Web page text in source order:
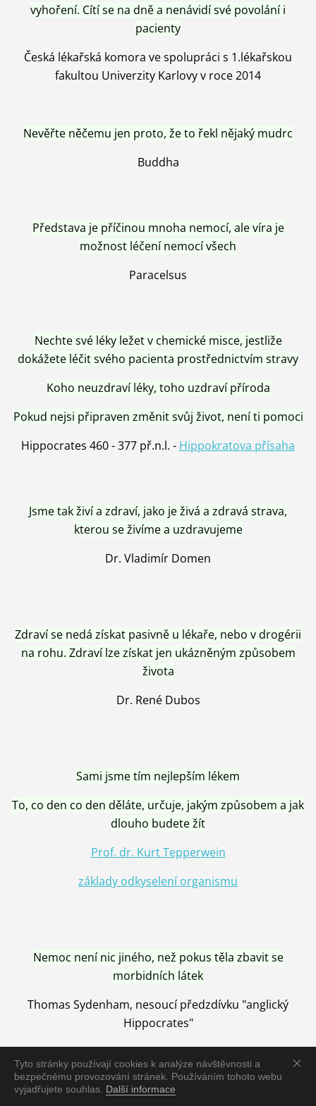
Tyto stránky používají cookies k analýze návštěvnosti a
bezpečnému provozování stránek. Používáním tohoto webu
vyjadřujete souhlas. Další informace
vyhoření. Cítí se na dně a nenávidí své povolání i
pacienty
Česká lékařská komora ve spolupráci s 1.lékařskou
fakultou Univerzity Karlovy v roce 2014
Nevěřte něčemu jen proto, že to řekl nějaký mudrc
Buddha
Představa je příčinou mnoha nemocí, ale víra je
možnost léčení nemocí všech
Paracelsus
Nechte své léky ležet v chemické misce, jestliže
dokážete léčit svého pacienta prostřednictvím stravy
Koho neuzdraví léky, toho uzdraví příroda
Pokud nejsi připraven změnit svůj život, není ti pomoci
Hippocrates 460 - 377 př.n.l. - Hippokratova přísaha
Jsme tak živí a zdraví, jako je živá a zdravá strava,
kterou se živíme a uzdravujeme
Dr. Vladimír Domen
Zdraví se nedá získat pasivně u lékaře, nebo v drogérii
na rohu. Zdraví lze získat jen ukázněným způsobem
života
Dr. René Dubos
Sami jsme tím nejlepším lékem
To, co den co den děláte, určuje, jakým způsobem a jak
dlouho budete žít
Prof. dr. Kurt Tepperwein
základy odkyselení organismu
Nemoc není nic jiného, než pokus těla zbavit se
morbidních látek
Thomas Sydenham, nesoucí předzdívku "anglický
Hippocrates"
Nemoc je vyléčena jen pomocí Přírody, neutralizací a